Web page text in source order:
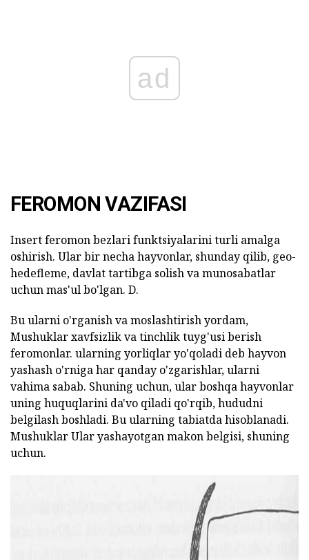
ad
FEROMON VAZIFASI
Insert feromon bezlari funktsiyalarini turli amalga
oshirish. Ular bir necha hayvonlar, shunday qilib, geo-
hedefleme, davlat tartibga solish va munosabatlar
uchun mas'ul bo'lgan. D.
Bu ularni o'rganish va moslashtirish yordam,
Mushuklar xavfsizlik va tinchlik tuyg'usi berish
feromonlar. ularning yorliqlar yo'qoladi deb hayvon
yashash o'rniga har qanday o'zgarishlar, ularni
vahima sabab. Shuning uchun, ular boshqa hayvonlar
uning huquqlarini da'vo qiladi qo'rqib, hududni
belgilash boshladi. Bu ularning tabiatda hisoblanadi.
Mushuklar Ular yashayotgan makon belgisi, shuning
uchun.